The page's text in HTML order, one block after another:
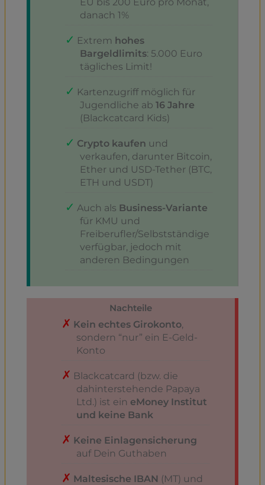
danach 1%
Extrem hohes
Bargeldlimits: 5.000 Euro
tägliches Limit!
Kartenzugriff möglich für
Jugendliche ab16 Jahre
(Blackcatcard Kids)
Crypto kaufen und
verkaufen, darunter Bitcoin,
Ether und USD-Tether (BTC,
ETH und USDT)
Auch als Business-Variante
für KMU und
Freiberufler/Selbstständige
verfügbar, jedoch mit
anderen Bedingungen
Nachteile
Kein echtes Girokonto,
sondern “nur” ein E-Geld-
Konto
Blackcatcard (bzw. die
dahinterstehende Papaya
Ltd.) ist ein eMoney Institut
und keine Bank
Keine Einlagensicherung
auf Dein Guthaben
Maltesische IBAN (MT) und